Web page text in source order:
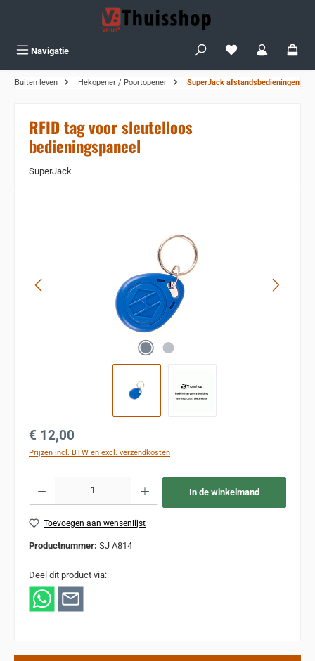
Navigatie Je hebt 0 items op
Buiten leven Hekopener / Poortopener SuperJack afstandsbedieningen
RFID tag voor sleutelloos
bedieningspaneel
SuperJack
Normale prijs:
€ 12,00
Prijzen incl. BTW en excl. verzendkosten
In de winkelmand
Toevoegen aan wensenlijst
Productnummer: SJ A814
Deel dit product via: